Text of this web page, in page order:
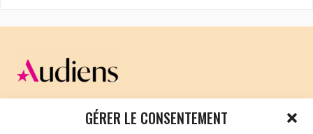
GÉRER LE CONSENTEMENT
CELLULE D’ÉCOUTE ET DE SOUTIEN PSYCHOLOGIQUE ET